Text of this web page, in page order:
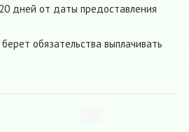
дней от даты предоставления
обязательства выплачивать